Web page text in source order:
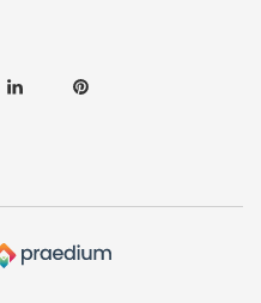
Linkedin Pinterest